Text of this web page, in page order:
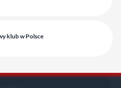
klub w Polsce